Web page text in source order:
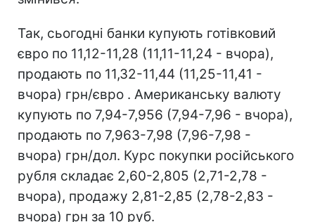
Так, сьогодні банки купують готівковий
євро по 11,12-11,28 (11,11-11,24 - вчора),
продають по 11,32-11,44 (11,25-11,41 -
вчора) грн/євро . Американську валюту
купують по 7,94-7,956 (7,94-7,96 - вчора),
продають по 7,963-7,98 (7,96-7,98 -
вчора) грн/дол. Курс покупки російського
рубля складає 2,60-2,805 (2,71-2,78 -
вчора), продажу 2,81-2,85 (2,78-2,83 -
вчора) грн за 10 руб.